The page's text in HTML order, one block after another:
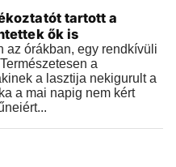
tartott a
ők is
az órákban, egy rendkívüli
a
a lasztija nekigurult a
a mai napig nem kért